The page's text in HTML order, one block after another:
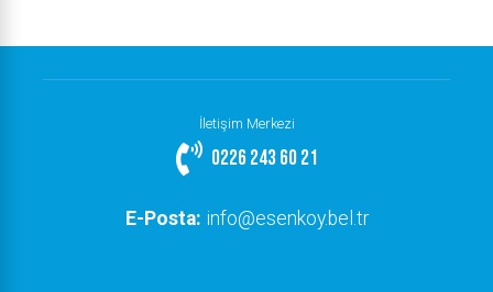
İletişim Merkezi
0226 243 60 21
E-Posta: info@esenkoy.bel.tr